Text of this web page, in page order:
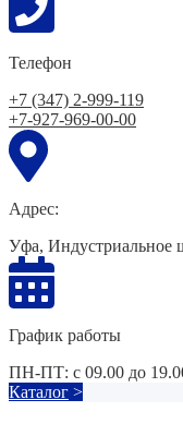
Телефон
+7 (347) 2-999-119
+7-927-969-00-00
Адрес:
Уфа, Индустриальное
График работы
ПН-ПТ: с 09.00 до
Каталог >